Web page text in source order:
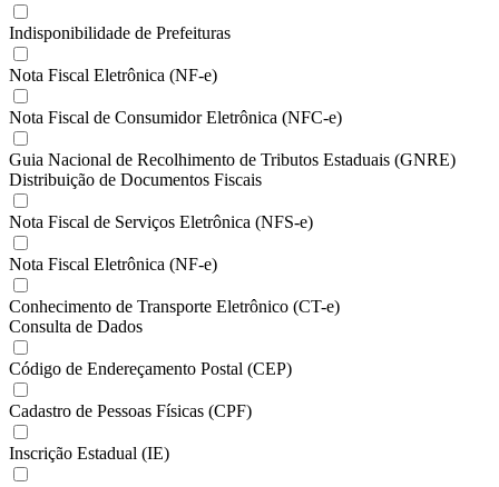
Indisponibilidade de Prefeituras
Nota Fiscal Eletrônica (NF-e)
Nota Fiscal de Consumidor Eletrônica (NFC-e)
Guia Nacional de Recolhimento de Tributos Estaduais (GNRE)
Distribuição de Documentos Fiscais
Nota Fiscal de Serviços Eletrônica (NFS-e)
Nota Fiscal Eletrônica (NF-e)
Conhecimento de Transporte Eletrônico (CT-e)
Consulta de Dados
Código de Endereçamento Postal (CEP)
Cadastro de Pessoas Físicas (CPF)
Inscrição Estadual (IE)